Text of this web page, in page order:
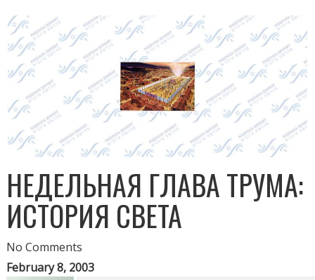
НЕДЕЛЬНАЯ ГЛАВА ТРУМА:
ИСТОРИЯ СВЕТА
No Comments
February 8, 2003